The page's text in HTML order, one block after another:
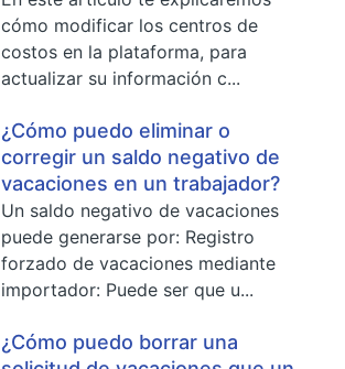
cómo modificar los centros de
costos en la plataforma, para
actualizar su información c...
¿Cómo puedo eliminar o
corregir un saldo negativo de
vacaciones en un trabajador?
Un saldo negativo de vacaciones
puede generarse por: Registro
forzado de vacaciones mediante
importador: Puede ser que u...
¿Cómo puedo borrar una